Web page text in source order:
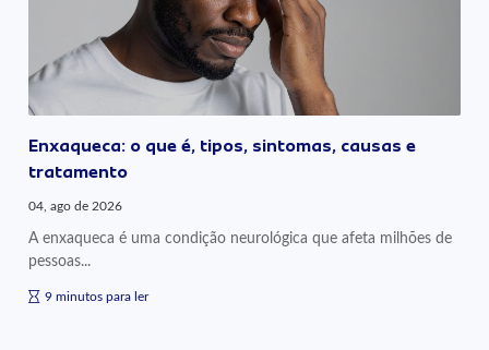
Enxaqueca: o que é, tipos, sintomas, causas e
tratamento
04, ago de 2026
A enxaqueca é uma condição neurológica que afeta milhões de
pessoas...
9 minutos para ler